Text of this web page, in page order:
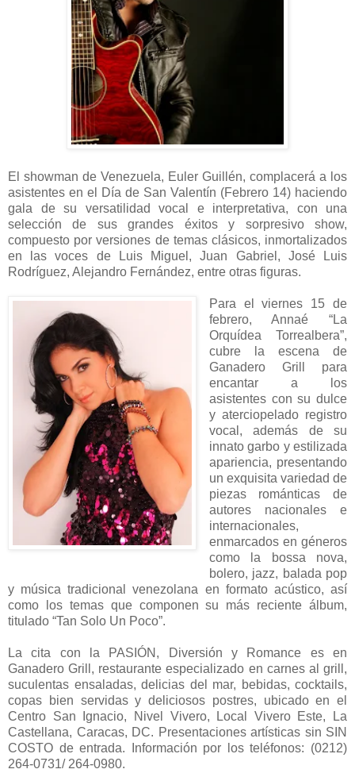
El showman de Venezuela, Euler Guillén, complacerá a los
asistentes en el Día de San Valentín (Febrero 14) haciendo
gala de su versatilidad vocal e interpretativa, con una
selección de sus grandes éxitos y sorpresivo show,
compuesto por versiones de temas clásicos, inmortalizados
en las voces de Luis Miguel, Juan Gabriel, José Luis
Rodríguez, Alejandro Fernández, entre otras figuras.
Para el viernes 15 de
febrero, Annaé “La
Orquídea Torrealbera”,
cubre la escena de
Ganadero Grill para
encantar a los
asistentes con su dulce
y aterciopelado registro
vocal, además de su
innato garbo y estilizada
apariencia, presentando
un exquisita variedad de
piezas románticas de
autores nacionales e
internacionales,
enmarcados en géneros
como la bossa nova,
bolero, jazz, balada pop
y música tradicional venezolana en formato acústico, así
como los temas que componen su más reciente álbum,
titulado “Tan Solo Un Poco”.
La cita con la PASIÓN, Diversión y Romance es en
Ganadero Grill, restaurante especializado en carnes al grill,
suculentas ensaladas, delicias del mar, bebidas, cocktails,
copas bien servidas y deliciosos postres, ubicado en el
Centro San Ignacio, Nivel Vivero, Local Vivero Este, La
Castellana, Caracas, DC. Presentaciones artísticas sin SIN
COSTO de entrada. Información por los teléfonos: (0212)
264-0731/ 264-0980.